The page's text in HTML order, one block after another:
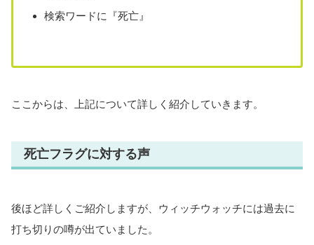
検索ワードに『死亡』
ここからは、上記について詳しく紹介していきます。
死亡フラグに対する声
後ほど詳しくご紹介しますが、ウィッチウォッチには過去に
打ち切りの噂が出ていました。